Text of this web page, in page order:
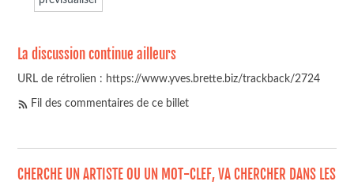
La discussion continue ailleurs
URL de rétrolien : https://www.yves.brette.biz/trackback/2724
Fil des commentaires de ce billet
CHERCHE UN ARTISTE OU UN MOT-CLEF, VA CHERCHER DANS LES